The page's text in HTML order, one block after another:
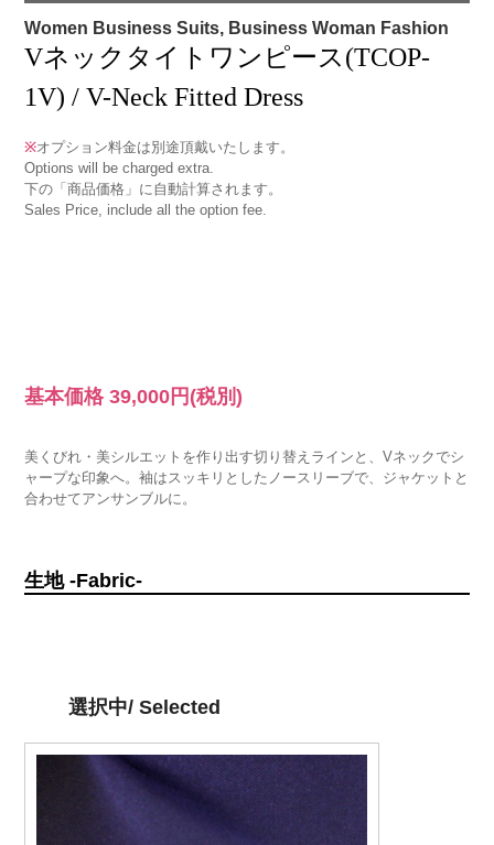
Women Business Suits, Business Woman Fashion
Vネックタイトワンピース(TCOP-
1V) / V-Neck Fitted Dress
※オプション料金は別途頂戴いたします。
Options will be charged extra.
下の「商品価格」に自動計算されます。
Sales Price, include all the option fee.
基本価格39,000円 (税別)
美くびれ・美シルエットを作り出す切り替えラインと、Vネックでシ
ャープな印象へ。袖はスッキリとしたノースリーブで、ジャケットと
合わせてアンサンブルに。
生地 -Fabric-
選択中/ Selected